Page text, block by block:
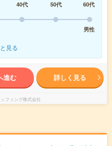
40代 50代
60代
男性
見る
進む 詳しく見る
フィング株式会社